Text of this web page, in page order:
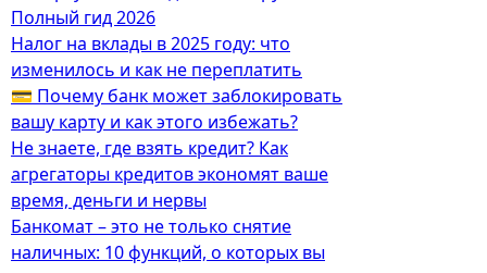
Полный гид 2026
Налог на вклады в 2025 году: что
изменилось и как не переплатить
💳 Почему банк может заблокировать
вашу карту и как этого избежать?
Не знаете, где взять кредит? Как
агрегаторы кредитов экономят ваше
время, деньги и нервы
Банкомат – это не только снятие
наличных: 10 функций, о которых вы